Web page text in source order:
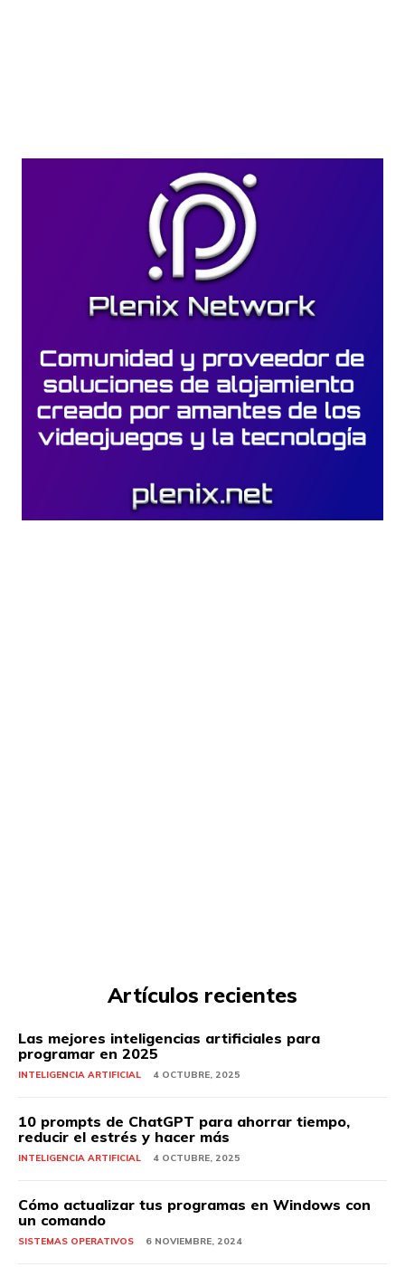
Artículos recientes
Las mejores inteligencias artificiales para
programar en 2025
INTELIGENCIA ARTIFICIAL 4 OCTUBRE, 2025
10 prompts de ChatGPT para ahorrar tiempo,
reducir el estrés y hacer más
INTELIGENCIA ARTIFICIAL 4 OCTUBRE, 2025
Cómo actualizar tus programas en Windows con
un comando
SISTEMAS OPERATIVOS 6 NOVIEMBRE, 2024